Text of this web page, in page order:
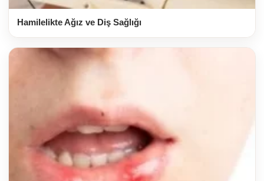
Hamilelikte Ağız ve Diş Sağlığı